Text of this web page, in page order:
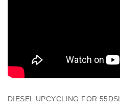
DIESEL UPCYCLING FOR 55DSL